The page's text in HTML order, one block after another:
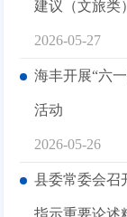
建议（文旅类
2026-05-27
海丰开展“六
活动
2026-05-26
县委常委会召
指示重要论述